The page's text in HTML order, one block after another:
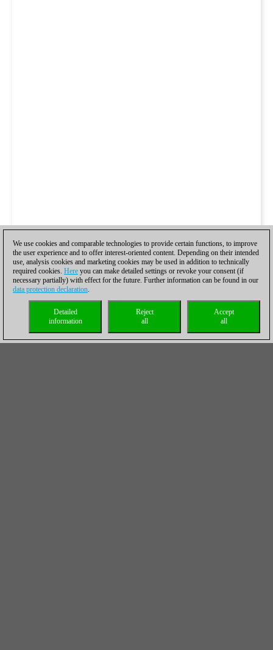
We use cookies and comparable technologies to provide certain functions, to improve
the user experience and to offer interest-oriented content. Depending on their intended
use, analysis cookies and marketing cookies may be used in addition to technically
required cookies. Here you can make detailed settings or revoke your consent (if
necessary partially) with effect for the future. Further information can be found in our
data protection declaration.
Accept
all
Reject
all
Detailed
information